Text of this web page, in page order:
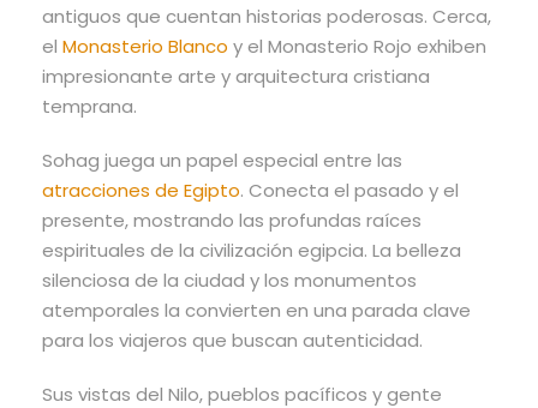
antiguos que cuentan historias poderosas. Cerca,
el Monasterio Blanco y el Monasterio Rojo exhiben
impresionante arte y arquitectura cristiana
temprana.
Sohag juega un papel especial entre las
atracciones de Egipto. Conecta el pasado y el
presente, mostrando las profundas raíces
espirituales de la civilización egipcia. La belleza
silenciosa de la ciudad y los monumentos
atemporales la convierten en una parada clave
para los viajeros que buscan autenticidad.
Sus vistas del Nilo, pueblos pacíficos y gente